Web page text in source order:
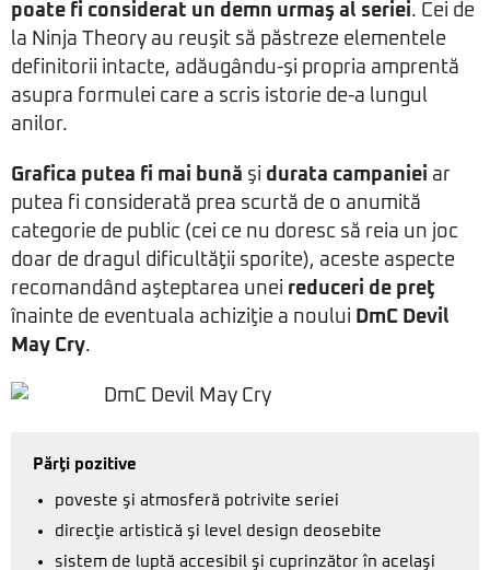
poate fi considerat un demn urmaş al seriei. Cei de
la Ninja Theory au reuşit să păstreze elementele
definitorii intacte, adăugându-şi propria amprentă
asupra formulei care a scris istorie de-a lungul
anilor.
Grafica putea fi mai bună şi durata campaniei ar
putea fi considerată prea scurtă de o anumită
categorie de public (cei ce nu doresc să reia un joc
doar de dragul dificultăţii sporite), aceste aspecte
recomandând aşteptarea unei reduceri de preţ
înainte de eventuala achiziţie a noului DmC Devil
May Cry.
Părţi pozitive
poveste şi atmosferă potrivite seriei
direcţie artistică şi level design deosebite
sistem de luptă accesibil şi cuprinzător în acelaşi